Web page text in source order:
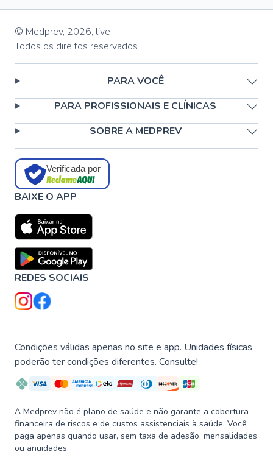
© Medprev, 2026, live
Todos os direitos reservados
PARA VOCÊ
PARA PROFISSIONAIS E CLÍNICAS
SOBRE A MEDPREV
Verificada por
BAIXE O APP
REDES SOCIAIS
Condições válidas apenas no site e app. Unidades físicas
poderão ter condições diferentes. Consulte!
A Medprev não é plano de saúde e não garante a cobertura
financeira de riscos e de custos assistenciais à saúde. Você
paga apenas quando usar, sem taxa de adesão, mensalidades
ou anuidades.